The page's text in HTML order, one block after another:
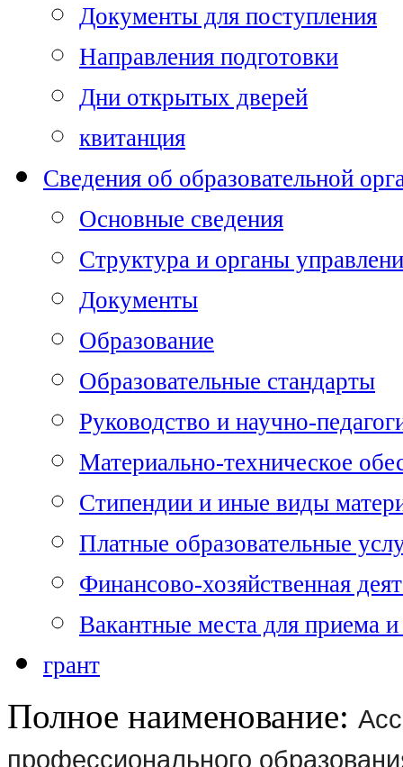
Документы для поступления
Направления подготовки
Дни открытых дверей
квитанция
Сведения об образовательной
Основные сведения
Структура и органы
Документы
Образование
Образовательные стандарты
Руководство и научно-
Материально-техническое
Стипендии и иные виды
Платные образовательные
Финансово-хозяйственная
Вакантные места для приема и
грант
Полное наименование:
профессионального